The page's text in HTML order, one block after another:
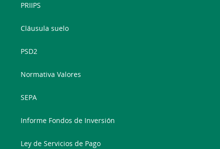
PRIIPS
Cláusula suelo
PSD2
Normativa Valores
SEPA
Informe Fondos de Inversión
Ley de Servicios de Pago